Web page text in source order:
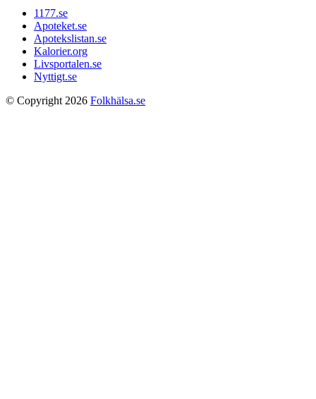
1177.se
Apoteket.se
Apotekslistan.se
Kalorier.org
Livsportalen.se
Nyttigt.se
© Copyright 2026 Folkhälsa.se